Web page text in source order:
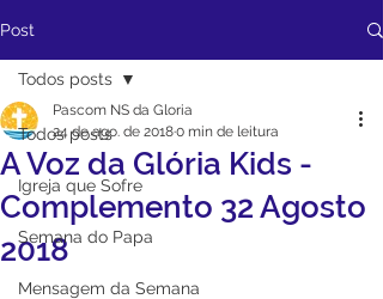
Post
Todos posts
Igreja que Sofre
Semana do Papa
Mensagem da Semana
Todos posts
A Voz da Glória Kids -
Complemento 32 Agosto
2018
Pascom NS da Gloria
24 de ago. de 20180 min de leitura